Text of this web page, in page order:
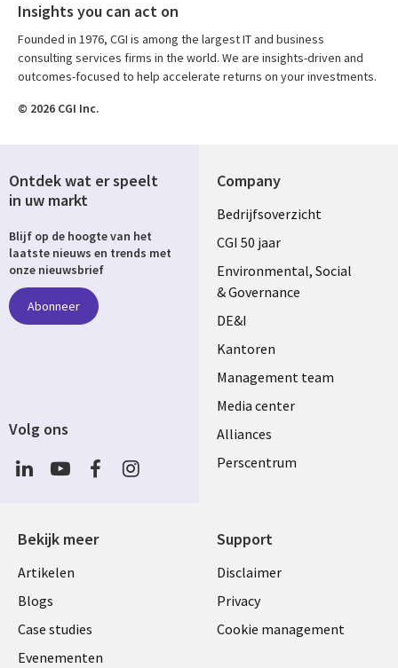
Insights you can act on
Founded in 1976, CGI is among the largest IT and business
consulting services firms in the world. We are insights-driven and
outcomes-focused to help accelerate returns on your investments.
© 2026 CGI Inc.
Company
Useful
links
NETHERLANDS
Bedrijfsoverzicht
CGI 50 jaar
Environmental, Social
& Governance
DE&I
Kantoren
Management team
Media center
Alliances
Perscentrum
Bekijk meer
Library
Links
NETHERLANDS
Artikelen
Blogs
Case studies
Evenementen
Support
Legal
NETHERLANDS
Disclaimer
Privacy
Cookie management
Ontdek wat er speelt
in uw markt
Blijf op de hoogte van het
laatste nieuws en trends met
onze nieuwsbrief
Abonneer
Volg ons
Social
Media